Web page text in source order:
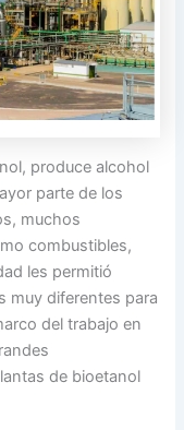
produce alcohol
parte de los
muchos
combustibles,
les permitió
muy diferentes para
del trabajo en
de bioetanol